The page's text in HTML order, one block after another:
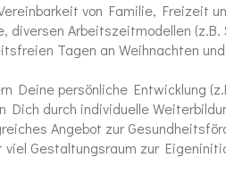
von Familie, Freizeit
diversen Arbeitszeitmodellen
Tagen an Weihnachten
Deine persönliche Entwicklung
durch individuelle
Angebot zur
Gestaltungsraum zur